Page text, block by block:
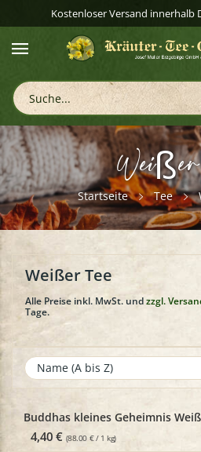
Kostenloser Versand innerhalb
Weißer
Startseite Tee
Weißer Tee
Alle Preise inkl. MwSt. undzzgl.
Tage.
Name (A bis Z)
Buddhas kleines Geheimnis
4,40 € (88.00 € / 1 kg)